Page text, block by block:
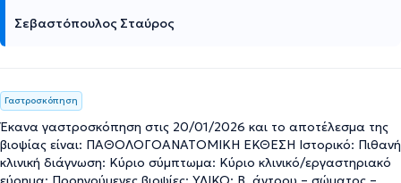
Σεβαστόπουλος Σταύρος
Γαστροσκόπηση
Έκανα γαστροσκόπηση στις 20/01/2026 και το αποτέλεσμα της
βιοψίας είναι: ΠΑΘΟΛΟΓΟΑΝΑΤΟΜΙΚΗ ΕΚΘΕΣΗ Ιστορικό: Πιθανή
κλινική διάγνωση: Κύριο σύμπτωμα: Κύριο κλινικό/εργαστηριακό